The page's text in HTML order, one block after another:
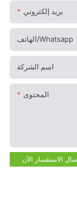
بريد إلكتروني
الهاتف/whatsapp
اسم الشركة
المحتوى
الاستفسار الآن